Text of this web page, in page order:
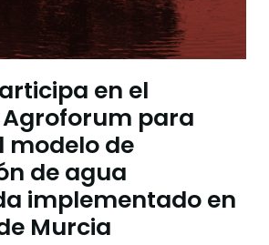
en el
para
modelo de
de agua
implementado en
Murcia